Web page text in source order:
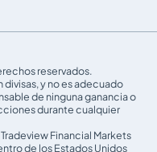
reservados.
divisas, y no es adecuado
de ninguna ganancia o
durante cualquier
Financial Markets
de los Estados Unidos